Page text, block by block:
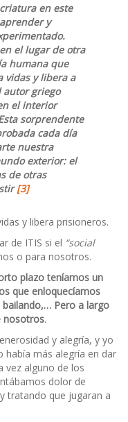
en este
y
el lugar de otra
humana que
vidas y libera a
autor griego
el interior
sorprendente
cada día
nuestra
exterior: el
de otras
[3]
y libera prisioneros.
de ITIS si el “social
o para nosotros.
plazo teníamos un
que enloquecíamos
Pero a largo
nosotros.
y alegría, y yo
había más alegría en dar
vez alguno de los
dolor de
tratando que jugaran a